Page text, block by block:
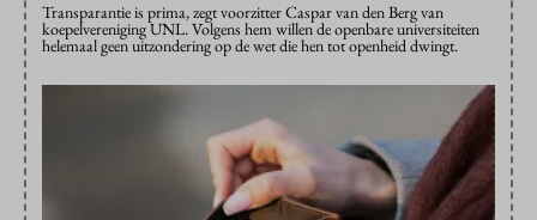
Transparantie is prima, zegt voorzitter Caspar van den Berg van
koepelvereniging UNL. Volgens hem willen de openbare universiteiten
helemaal geen uitzondering op de wet die hen tot openheid dwingt.